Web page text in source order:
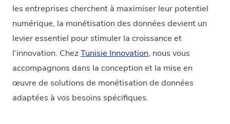
les entreprises cherchent à maximiser leur potentiel
numérique, la monétisation des données devient un
levier essentiel pour stimuler la croissance et
l’innovation. ChezTunisie Innovation, nous vous
accompagnons dans la conception et la mise en
œuvre de solutions de monétisation de données
adaptées à vos besoins spécifiques.